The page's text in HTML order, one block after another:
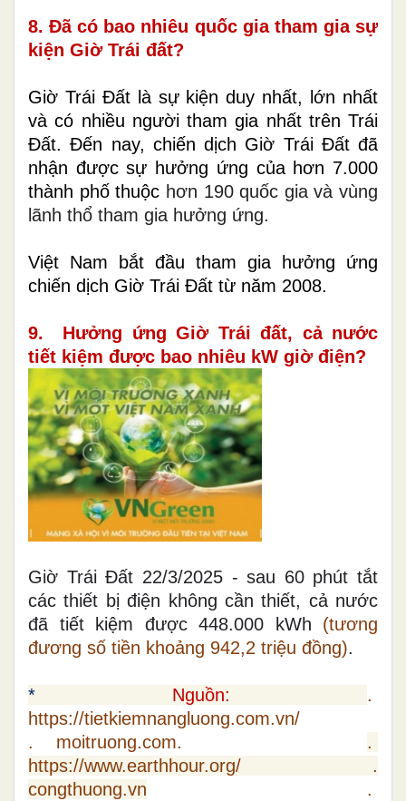
8. Đã có bao nhiêu quốc gia tham gia sự
kiện Giờ Trái đất?
Giờ Trái Đất là sự kiện duy nhất, lớn nhất
và có nhiều người tham gia nhất trên Trái
Đất. Đến nay, chiến dịch Giờ Trái Đất đã
nhận được sự hưởng ứng của hơn 7.000
thành phố thuộc hơn 190 quốc gia và vùng
lãnh thổ tham gia hưởng ứng.
Việt Nam bắt đầu tham gia hưởng ứng
chiến dịch Giờ Trái Đất từ năm 2008.
9. Hưởng ứng Giờ Trái đất, cả nước
tiết kiệm được bao nhiêu kW giờ điện?
Giờ Trái Đất 22/3/2025 - sau 60 phút tắt
các thiết bị điện không cần thiết, cả nước
đã tiết kiệm được 448.000 kWh (tương
đương số tiền khoảng 942,2 triệu đồng).
* Nguồn: .
https://tietkiemnangluong.com.vn/
. moitruong.com. .
https://www.earthhour.org/
.
congthuong.vn
.